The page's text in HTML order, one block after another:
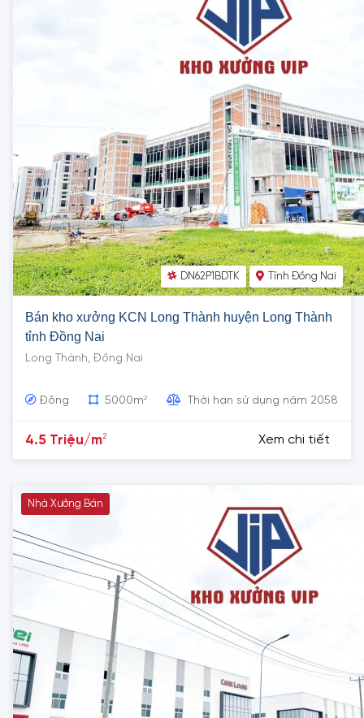
DN62P1BDTK Tỉnh Đồng Nai
Bán kho xưởng KCN Long Thành huyện Long Thành
tỉnh Đồng Nai
Long Thành, Đồng Nai
Đông 5000m2 Thời hạn sử dụng năm 2058
4.5 Triệu/m2 Xem chi tiết
Nhà Xưởng Bán